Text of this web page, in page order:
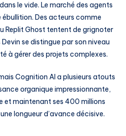
le vide. Le marché des agents
ébullition. Des acteurs comme
Replit Ghost tentent de grignoter
se distingue par son niveau
à gérer des projets complexes.
Cognition AI a plusieurs atouts
organique impressionnante,
et maintenant ses 400 millions
longueur d’avance décisive.